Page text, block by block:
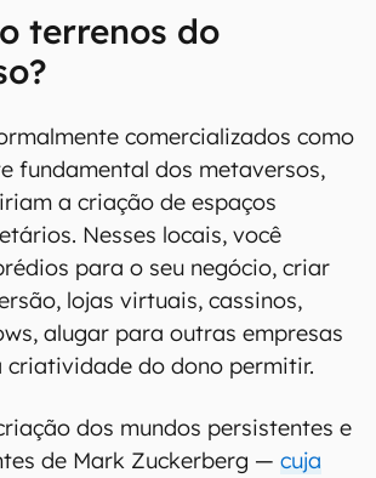
terrenos do
comercializados como
fundamental dos metaversos,
a criação de espaços
Nesses locais, você
para o seu negócio, criar
lojas virtuais, cassinos,
alugar para outras empresas
criatividade do dono permitir.
dos mundos persistentes e
de Mark Zuckerberg — cuja